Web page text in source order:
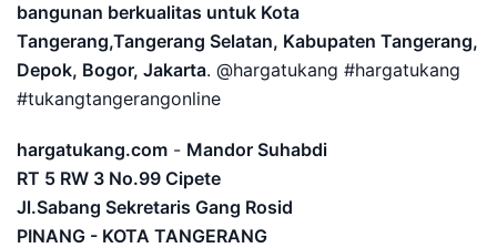
bangunan berkualitas untuk Kota
Tangerang,Tangerang Selatan, Kabupaten Tangerang,
Depok, Bogor, Jakarta. @hargatukang #hargatukang
#tukangtangerangonline
hargatukang.com - Mandor Suhabdi
RT 5 RW 3 No.99 Cipete
Jl.Sabang Sekretaris Gang Rosid
PINANG - KOTA TANGERANG